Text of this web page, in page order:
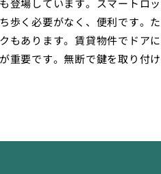
登場しています。スマートロ
歩く必要がなく、便利です。
もあります。賃貸物件でドア
重要です。無断で鍵を取り付